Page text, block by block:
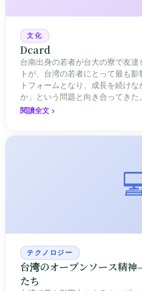
文化
Dcard
台南出身の若者が台大の寮で友
トが、台湾の若者にとって最も
トフォームとなり、成長を続け
か」という問題と向き合ってきた。
閱讀全文
テクノロジー
台湾のオープンソース精
たち